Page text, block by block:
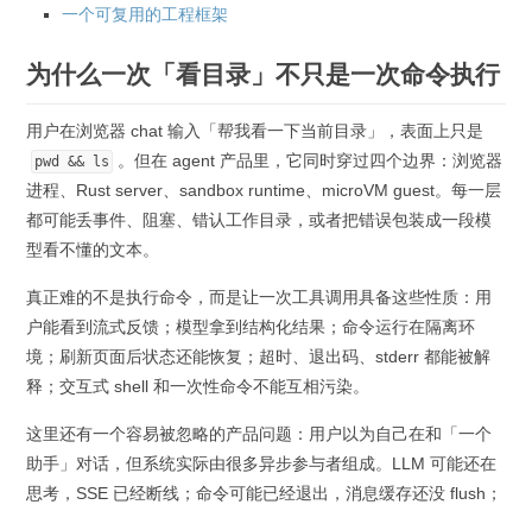
一个可复用的工程框架
为什么一次「看目录」不只是一次命令执行
用户在浏览器 chat 输入「帮我看一下当前目录」，表面上只是
pwd && ls
。但在 agent 产品里，它同时穿过四个边界：浏览器
进程、Rust server、sandbox runtime、microVM guest。每一层
都可能丢事件、阻塞、错认工作目录，或者把错误包装成一段模
型看不懂的文本。
真正难的不是执行命令，而是让一次工具调用具备这些性质：用
户能看到流式反馈；模型拿到结构化结果；命令运行在隔离环
境；刷新页面后状态还能恢复；超时、退出码、stderr 都能被解
释；交互式 shell 和一次性命令不能互相污染。
这里还有一个容易被忽略的产品问题：用户以为自己在和「一个
助手」对话，但系统实际由很多异步参与者组成。LLM 可能还在
思考，SSE 已经断线；命令可能已经退出，消息缓存还没 flush；